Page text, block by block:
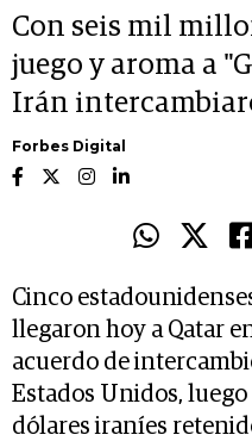
Con seis mil
juego y aroma a
Irán
Forbes Digital
Cinco
llegaron hoy a Qatar
acuerdo de
Estados Unidos,
dólares iraníes